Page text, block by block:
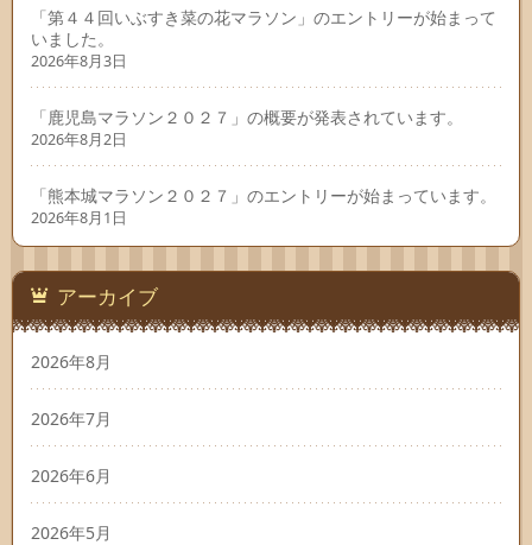
「第４４回いぶすき菜の花マラソン」のエントリーが始まって
いました。
2026年8月3日
「鹿児島マラソン２０２７」の概要が発表されています。
2026年8月2日
「熊本城マラソン２０２７」のエントリーが始まっています。
2026年8月1日
アーカイブ
2026年8月
2026年7月
2026年6月
2026年5月